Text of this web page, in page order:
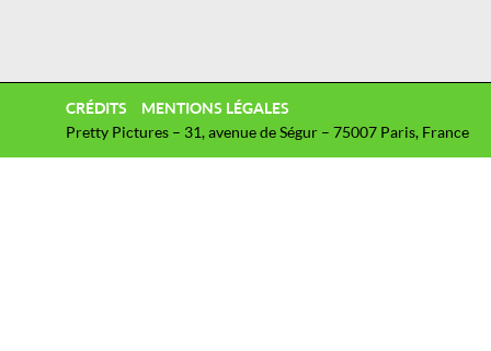
CRÉDITS
MENTIONS LÉGALES
Pretty Pictures – 31, avenue de Ségur – 75007 Paris, France